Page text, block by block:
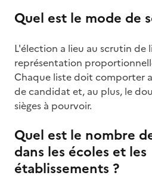
Quel est le mode de
L'élection a lieu au scrutin de
représentation
Chaque liste doit comporter
de candidat et, au plus, le
sièges à pourvoir.
Quel est le nombre
dans les écoles et les
établissements ?